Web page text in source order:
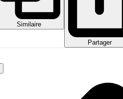
Similaire
Partager